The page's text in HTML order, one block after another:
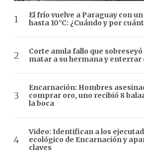
El frío vuelve a Paraguay con
hasta 10°C: ¿Cuándo y por
Corte anula fallo que sobreseyó
matar a su hermana y enterrar
Encarnación: Hombres
comprar oro, uno recibió 8
la boca
Video: Identifican a los
ecológico de Encarnación y
claves